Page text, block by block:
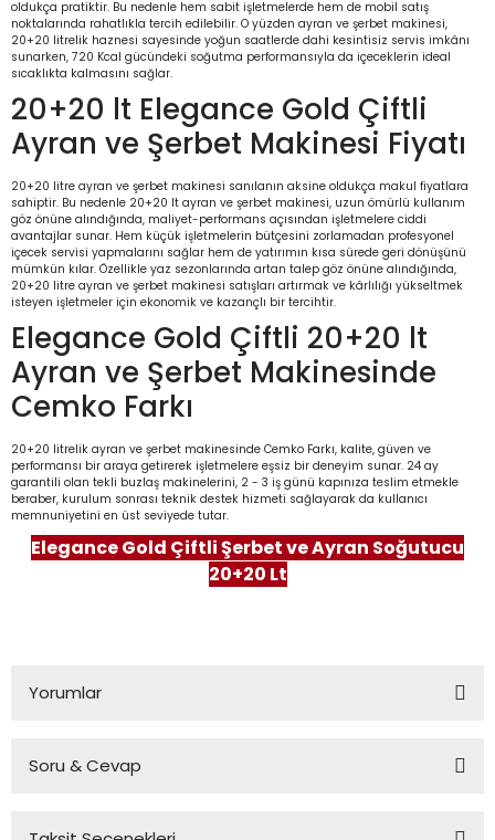
oldukça pratiktir. Bu nedenle hem sabit işletmelerde hem de mobil satış
noktalarında rahatlıkla tercih edilebilir. O yüzden ayran ve şerbet makinesi,
20+20 litrelik haznesi sayesinde yoğun saatlerde dahi kesintisiz servis imkânı
sunarken, 720 Kcal gücündeki soğutma performansıyla da içeceklerin ideal
sıcaklıkta kalmasını sağlar.
20+20 lt Elegance Gold Çiftli
Ayran ve Şerbet Makinesi Fiyatı
20+20 litre ayran ve şerbet makinesi sanılanın aksine oldukça makul fiyatlara
sahiptir. Bu nedenle 20+20 lt ayran ve şerbet makinesi, uzun ömürlü kullanım
göz önüne alındığında, maliyet-performans açısından işletmelere ciddi
avantajlar sunar. Hem küçük işletmelerin bütçesini zorlamadan profesyonel
içecek servisi yapmalarını sağlar hem de yatırımın kısa sürede geri dönüşünü
mümkün kılar. Özellikle yaz sezonlarında artan talep göz önüne alındığında,
20+20 litre ayran ve şerbet makinesi satışları artırmak ve kârlılığı yükseltmek
isteyen işletmeler için ekonomik ve kazançlı bir tercihtir.
Elegance Gold Çiftli 20+20 lt
Ayran ve Şerbet Makinesinde
Cemko Farkı
20+20 litrelik ayran ve şerbet makinesinde Cemko Farkı, kalite, güven ve
performansı bir araya getirerek işletmelere eşsiz bir deneyim sunar. 24 ay
garantili olan tekli buzlaş makinelerini, 2 - 3 iş günü kapınıza teslim etmekle
beraber, kurulum sonrası teknik destek hizmeti sağlayarak da kullanıcı
memnuniyetini en üst seviyede tutar.
Elegance Gold Çiftli Şerbet ve Ayran Soğutucu
20+20 Lt
Yorumlar
Soru & Cevap